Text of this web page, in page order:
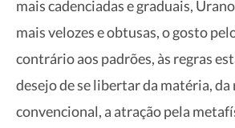
mais cadenciadas e graduais,
mais velozes e obtusas, o gosto
contrário aos padrões, às regras
desejo de se libertar da matéria,
convencional, a atração pela